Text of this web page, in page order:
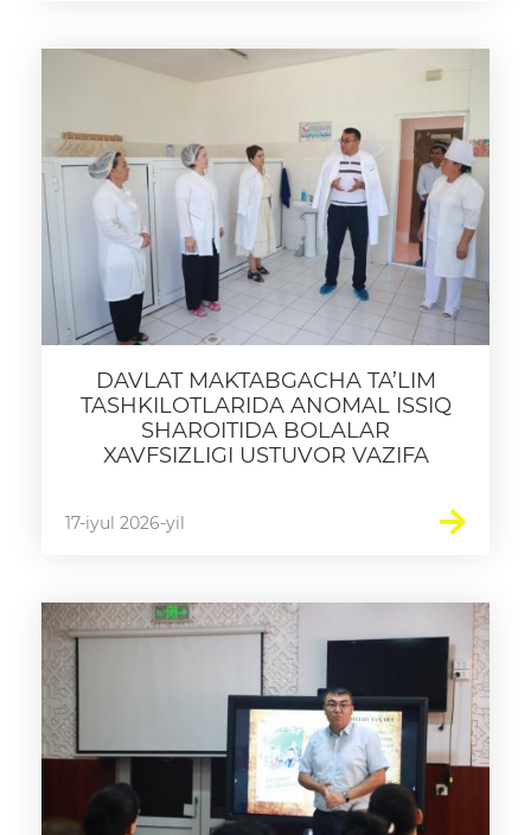
Videogalereya
Matbuot anjumanlari
Konferensiyalar
Yordam
Tanlovlar
Akkreditatsiya
Infografika
Korrupsiyaga qarshi kurash
E'lonlar
Ochiq ma'lumotlar
Ochiq byudjet
OCHIQ MA'LUMOTLAR (PF-
Ochiq ma'lumotlar to'plami
DAVLAT MAKTABGACHA TA’LIM
TASHKILOTLARIDA ANOMAL ISSIQ
SHAROITIDA BOLALAR
XAVFSIZLIGI USTUVOR VAZIFA
17-iyul 2026-yil